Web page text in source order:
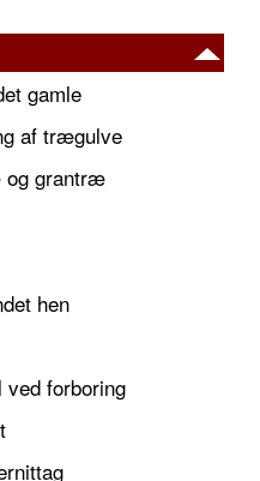
gamle
af trægulve
grantræ
hen
forboring